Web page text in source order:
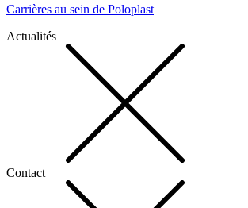
Carrières au sein de Poloplast
Actualités
Contact